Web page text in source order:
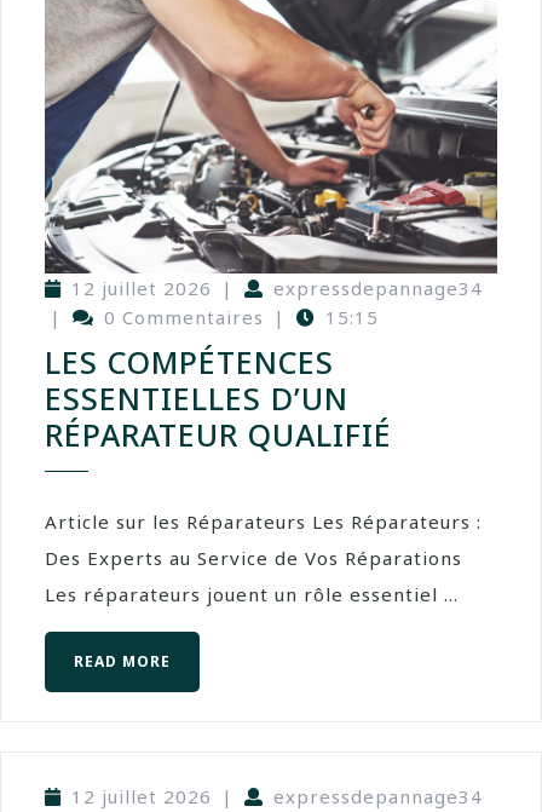
12 juillet 2026 |
expressdepannage34
|
0 Commentaires | 15:15
LES COMPÉTENCES
ESSENTIELLES D’UN
RÉPARATEUR QUALIFIÉ
Article sur les Réparateurs Les Réparateurs :
Des Experts au Service de Vos Réparations
Les réparateurs jouent un rôle essentiel ...
READ MORE
12 juillet 2026 |
expressdepannage34